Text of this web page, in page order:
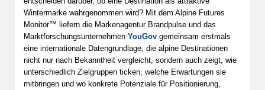
Wintermarke wahrgenommen wird? Mit dem Alpine Futures
Monitor™ liefern die Markenagentur Brandpulse und das
Marktforschungsunternehmen YouGov gemeinsam erstmals
eine internationale Datengrundlage, die alpine Destinationen
nicht nur nach Bekanntheit vergleicht, sondern auch zeigt, wie
unterschiedlich Zielgruppen ticken, welche Erwartungen sie
mitbringen und wo konkrete Potenziale für Positionierung,